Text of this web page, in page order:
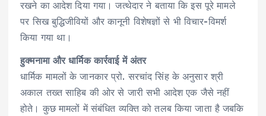
रखने का आदेश दिया गया। जत्थेदार ने बताया कि इस पूरे मामले
पर सिख बुद्धिजीवियों और कानूनी विशेषज्ञों से भी विचार-विमर्श
किया गया था।
हुक्मनामा और धार्मिक कार्रवाई में अंतर
धार्मिक मामलों के जानकार प्रो. सरचांद सिंह के अनुसार श्री
अकाल तख्त साहिब की ओर से जारी सभी आदेश एक जैसे नहीं
होते। कुछ मामलों में संबंधित व्यक्ति को तलब किया जाता है जबकि